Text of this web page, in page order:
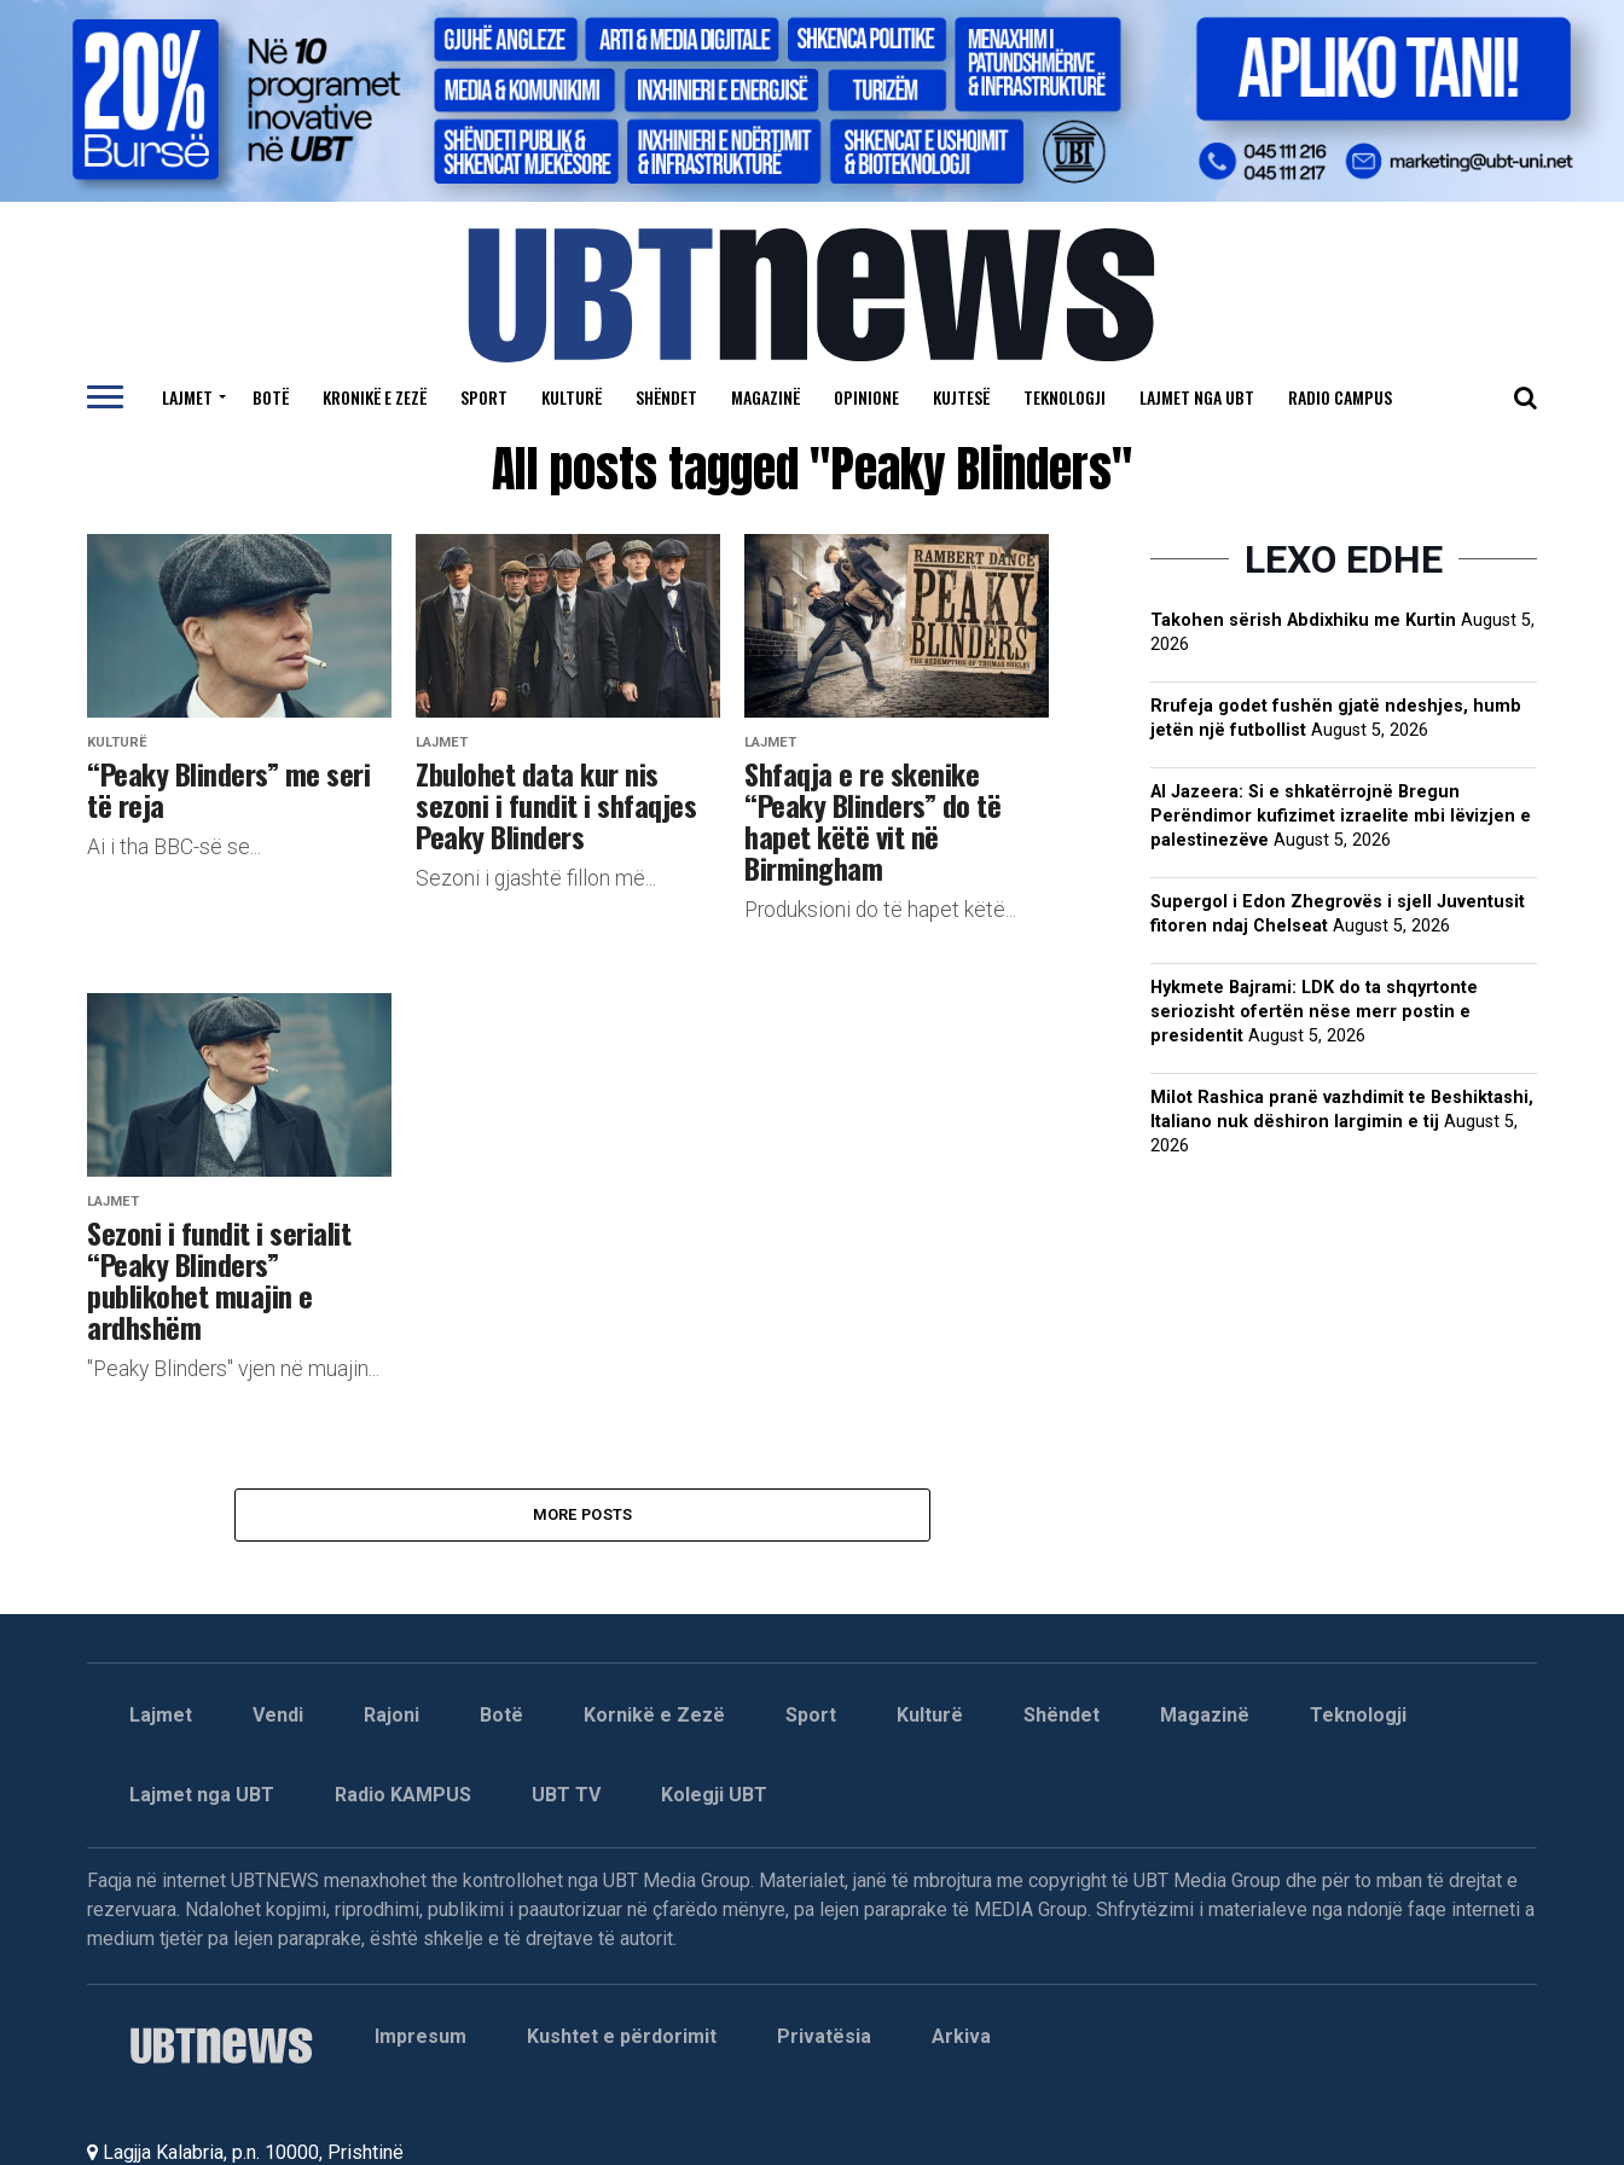
LAJMET BOTË KRONIKË E ZEZË SPORT KULTURË SHËNDET MAGAZINË OPINIONE KUJTESË TEKNOLOGJI LAJMET NGA UBT RADIO CAMPUS
All posts tagged "Peaky Blinders"
KULTURË
“Peaky Blinders” me seri
të reja
Ai i tha BBC-së se...
LAJMET
Zbulohet data kur nis
sezoni i fundit i shfaqjes
Peaky Blinders
Sezoni i gjashtë fillon më...
LAJMET
Shfaqja e re skenike
“Peaky Blinders” do të
hapet këtë vit në
Birmingham
Produksioni do të hapet këtë...
LAJMET
Sezoni i fundit i serialit
“Peaky Blinders”
publikohet muajin e
ardhshëm
"Peaky Blinders" vjen në muajin...
MORE POSTS
LEXO EDHE
Takohen sërish Abdixhiku me Kurtin August 5,
2026
Rrufeja godet fushën gjatë ndeshjes, humb
jetën një futbollist August 5, 2026
Al Jazeera: Si e shkatërrojnë Bregun
Perëndimor kufizimet izraelite mbi lëvizjen e
palestinezëve August 5, 2026
Supergol i Edon Zhegrovës i sjell Juventusit
fitoren ndaj Chelseat August 5, 2026
Hykmete Bajrami: LDK do ta shqyrtonte
seriozisht ofertën nëse merr postin e
presidentit August 5, 2026
Milot Rashica pranë vazhdimit te Beshiktashi,
Italiano nuk dëshiron largimin e tij August 5,
2026
Lajmet Vendi Rajoni Botë Kornikë e Zezë Sport Kulturë Shëndet Magazinë Teknologji
Lajmet nga UBT Radio KAMPUS UBT TV Kolegji UBT
Faqja në internet UBTNEWS menaxhohet the kontrollohet nga UBT Media Group. Materialet, janë të mbrojtura me copyright të UBT Media Group dhe për to mban të drejtat e
rezervuara. Ndalohet kopjimi, riprodhimi, publikimi i paautorizuar në çfarëdo mënyre, pa lejen paraprake të MEDIA Group. Shfrytëzimi i materialeve nga ndonjë faqe interneti a
medium tjetër pa lejen paraprake, është shkelje e të drejtave të autorit.
Impresum Kushtet e përdorimit Privatësia Arkiva
Lagjja Kalabria, p.n. 10000, Prishtinë